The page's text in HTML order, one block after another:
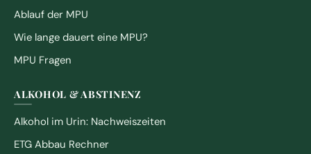
Ablauf der MPU
Wie lange dauert eine MPU?
MPU Fragen
ALKOHOL & ABSTINENZ
Alkohol im Urin: Nachweiszeiten
ETG Abbau Rechner